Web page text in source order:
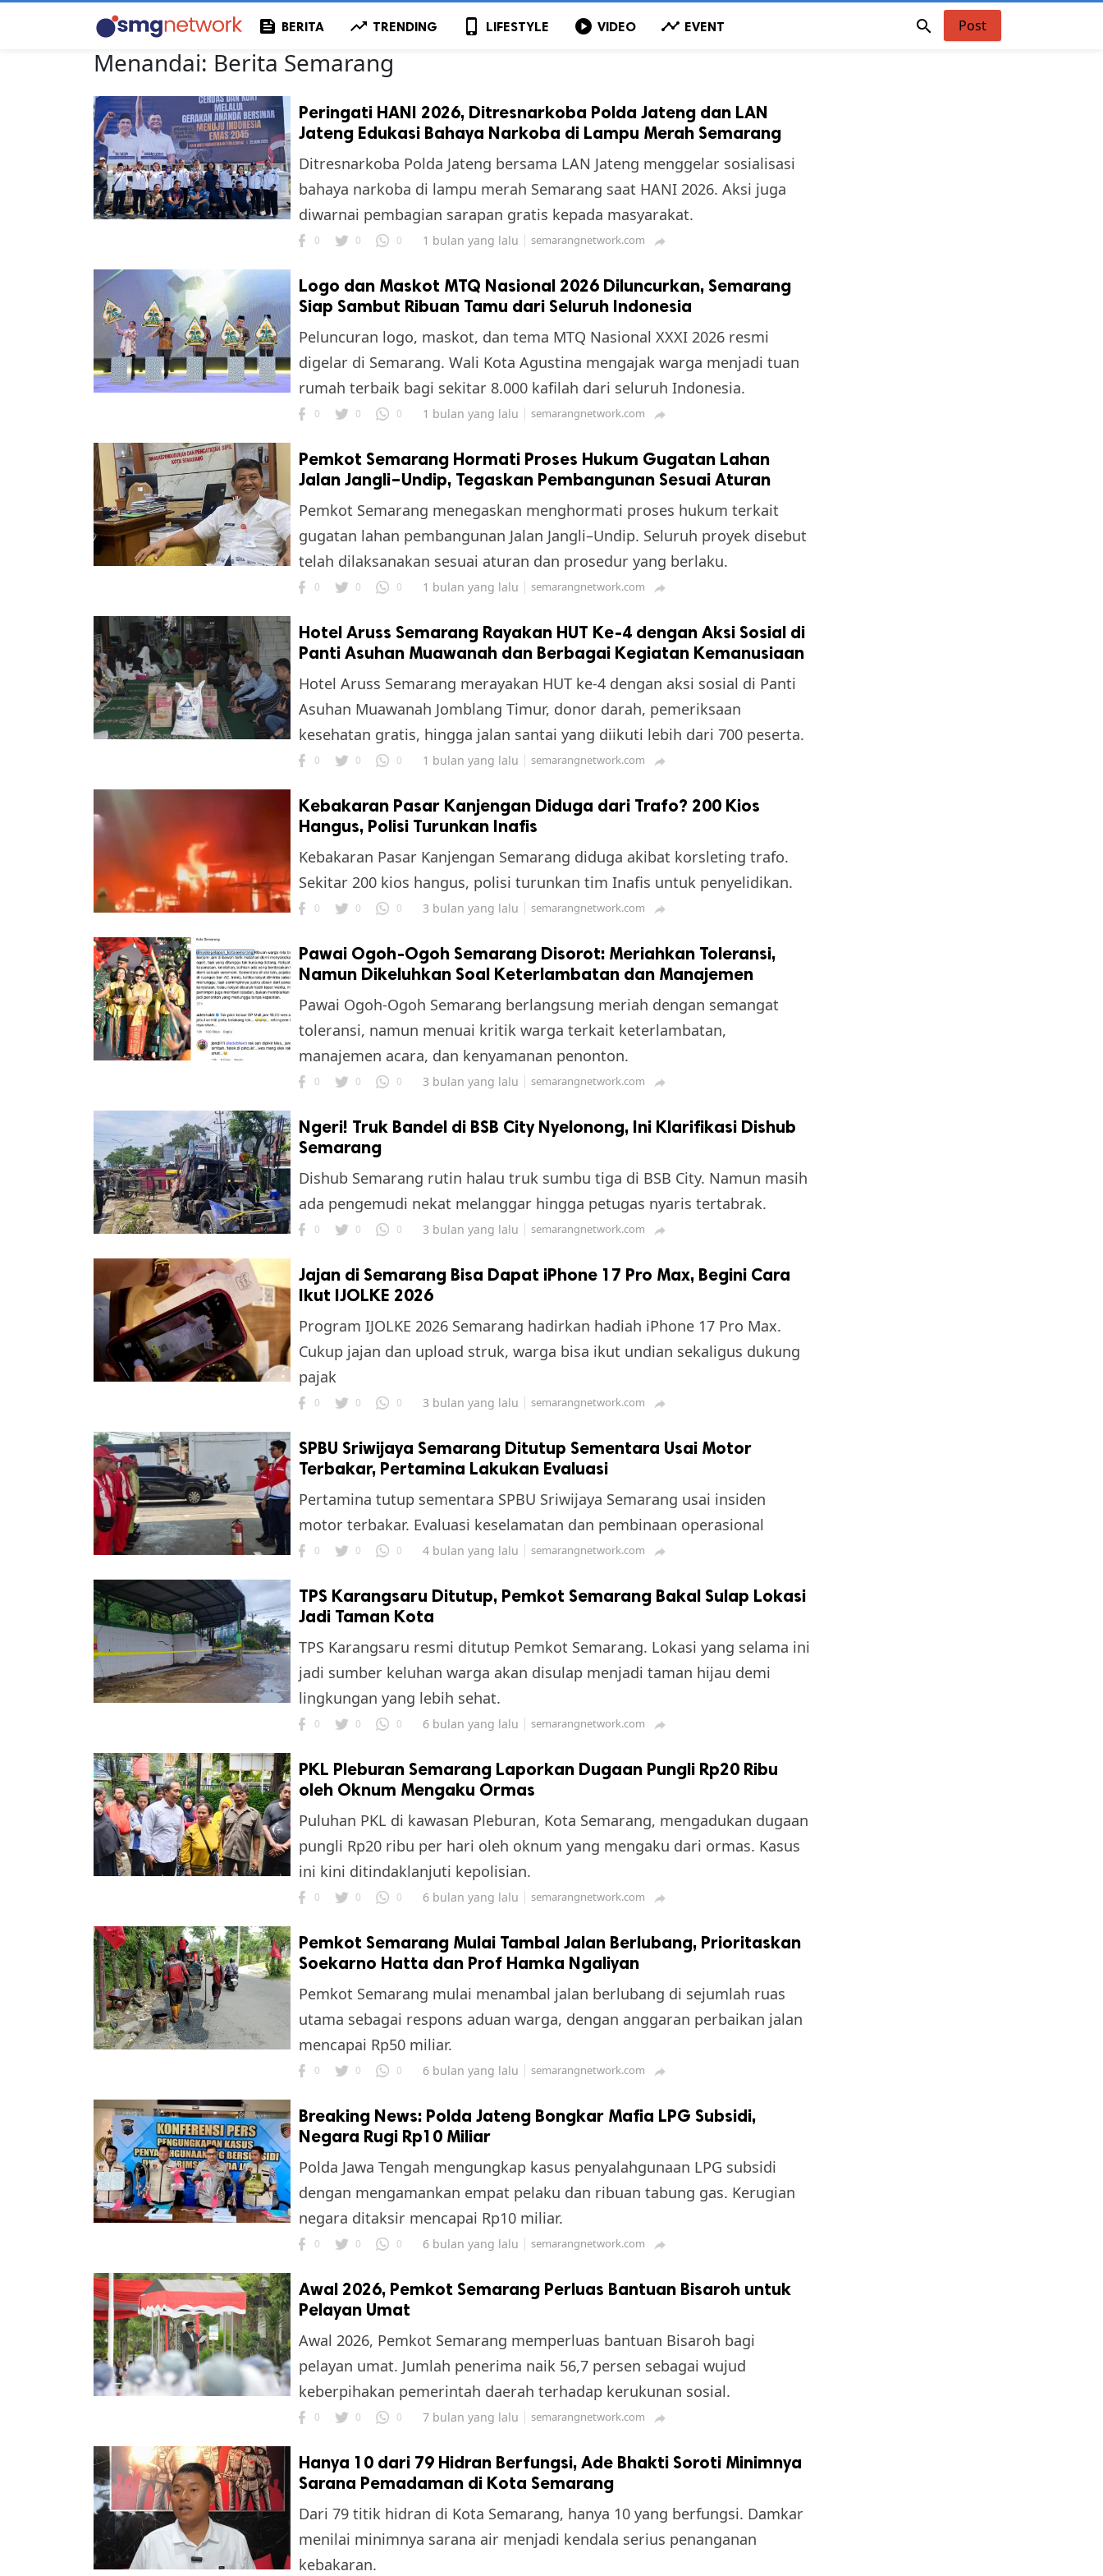
feed BERITA trending_up TRENDING phone_iphone LIFESTYLE play_circle VIDEO timeline EVENT  Post
Menandai: Berita Semarang
Peringati HANI 2026, Ditresnarkoba Polda Jateng dan LAN
Jateng Edukasi Bahaya Narkoba di Lampu Merah Semarang
Ditresnarkoba Polda Jateng bersama LAN Jateng menggelar sosialisasi
bahaya narkoba di lampu merah Semarang saat HANI 2026. Aksi juga
diwarnai pembagian sarapan gratis kepada masyarakat.
0 0 0 1 bulan yang lalu semarangnetwork.com 
Logo dan Maskot MTQ Nasional 2026 Diluncurkan, Semarang
Siap Sambut Ribuan Tamu dari Seluruh Indonesia
Peluncuran logo, maskot, dan tema MTQ Nasional XXXI 2026 resmi
digelar di Semarang. Wali Kota Agustina mengajak warga menjadi tuan
rumah terbaik bagi sekitar 8.000 kafilah dari seluruh Indonesia.
0 0 0 1 bulan yang lalu semarangnetwork.com 
Pemkot Semarang Hormati Proses Hukum Gugatan Lahan
Jalan Jangli–Undip, Tegaskan Pembangunan Sesuai Aturan
Pemkot Semarang menegaskan menghormati proses hukum terkait
gugatan lahan pembangunan Jalan Jangli–Undip. Seluruh proyek disebut
telah dilaksanakan sesuai aturan dan prosedur yang berlaku.
0 0 0 1 bulan yang lalu semarangnetwork.com 
Hotel Aruss Semarang Rayakan HUT Ke-4 dengan Aksi Sosial di
Panti Asuhan Muawanah dan Berbagai Kegiatan Kemanusiaan
Hotel Aruss Semarang merayakan HUT ke-4 dengan aksi sosial di Panti
Asuhan Muawanah Jomblang Timur, donor darah, pemeriksaan
kesehatan gratis, hingga jalan santai yang diikuti lebih dari 700 peserta.
0 0 0 1 bulan yang lalu semarangnetwork.com 
Kebakaran Pasar Kanjengan Diduga dari Trafo? 200 Kios
Hangus, Polisi Turunkan Inafis
Kebakaran Pasar Kanjengan Semarang diduga akibat korsleting trafo.
Sekitar 200 kios hangus, polisi turunkan tim Inafis untuk penyelidikan.
0 0 0 3 bulan yang lalu semarangnetwork.com 
Pawai Ogoh-Ogoh Semarang Disorot: Meriahkan Toleransi,
Namun Dikeluhkan Soal Keterlambatan dan Manajemen
Pawai Ogoh-Ogoh Semarang berlangsung meriah dengan semangat
toleransi, namun menuai kritik warga terkait keterlambatan,
manajemen acara, dan kenyamanan penonton.
0 0 0 3 bulan yang lalu semarangnetwork.com 
Ngeri! Truk Bandel di BSB City Nyelonong, Ini Klarifikasi Dishub
Semarang
Dishub Semarang rutin halau truk sumbu tiga di BSB City. Namun masih
ada pengemudi nekat melanggar hingga petugas nyaris tertabrak.
0 0 0 3 bulan yang lalu semarangnetwork.com 
Jajan di Semarang Bisa Dapat iPhone 17 Pro Max, Begini Cara
Ikut IJOLKE 2026
Program IJOLKE 2026 Semarang hadirkan hadiah iPhone 17 Pro Max.
Cukup jajan dan upload struk, warga bisa ikut undian sekaligus dukung
pajak
0 0 0 3 bulan yang lalu semarangnetwork.com 
SPBU Sriwijaya Semarang Ditutup Sementara Usai Motor
Terbakar, Pertamina Lakukan Evaluasi
Pertamina tutup sementara SPBU Sriwijaya Semarang usai insiden
motor terbakar. Evaluasi keselamatan dan pembinaan operasional
0 0 0 4 bulan yang lalu semarangnetwork.com 
TPS Karangsaru Ditutup, Pemkot Semarang Bakal Sulap Lokasi
Jadi Taman Kota
TPS Karangsaru resmi ditutup Pemkot Semarang. Lokasi yang selama ini
jadi sumber keluhan warga akan disulap menjadi taman hijau demi
lingkungan yang lebih sehat.
0 0 0 6 bulan yang lalu semarangnetwork.com 
PKL Pleburan Semarang Laporkan Dugaan Pungli Rp20 Ribu
oleh Oknum Mengaku Ormas
Puluhan PKL di kawasan Pleburan, Kota Semarang, mengadukan dugaan
pungli Rp20 ribu per hari oleh oknum yang mengaku dari ormas. Kasus
ini kini ditindaklanjuti kepolisian.
0 0 0 6 bulan yang lalu semarangnetwork.com 
Pemkot Semarang Mulai Tambal Jalan Berlubang, Prioritaskan
Soekarno Hatta dan Prof Hamka Ngaliyan
Pemkot Semarang mulai menambal jalan berlubang di sejumlah ruas
utama sebagai respons aduan warga, dengan anggaran perbaikan jalan
mencapai Rp50 miliar.
0 0 0 6 bulan yang lalu semarangnetwork.com 
Breaking News: Polda Jateng Bongkar Mafia LPG Subsidi,
Negara Rugi Rp10 Miliar
Polda Jawa Tengah mengungkap kasus penyalahgunaan LPG subsidi
dengan mengamankan empat pelaku dan ribuan tabung gas. Kerugian
negara ditaksir mencapai Rp10 miliar.
0 0 0 6 bulan yang lalu semarangnetwork.com 
Awal 2026, Pemkot Semarang Perluas Bantuan Bisaroh untuk
Pelayan Umat
Awal 2026, Pemkot Semarang memperluas bantuan Bisaroh bagi
pelayan umat. Jumlah penerima naik 56,7 persen sebagai wujud
keberpihakan pemerintah daerah terhadap kerukunan sosial.
0 0 0 7 bulan yang lalu semarangnetwork.com 
Hanya 10 dari 79 Hidran Berfungsi, Ade Bhakti Soroti Minimnya
Sarana Pemadaman di Kota Semarang
Dari 79 titik hidran di Kota Semarang, hanya 10 yang berfungsi. Damkar
menilai minimnya sarana air menjadi kendala serius penanganan
kebakaran.